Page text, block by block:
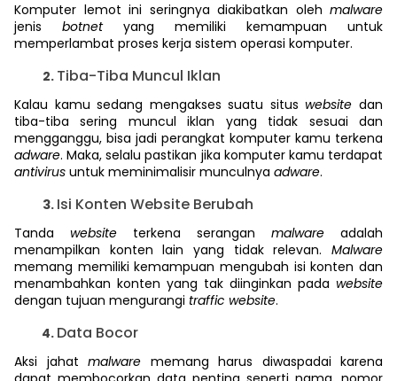
Komputer lemot ini seringnya diakibatkan oleh malware
jenis botnet yang
memiliki kemampuan untuk
memperlambat proses kerja sistem operasi komputer.
Tiba-Tiba Muncul Iklan
Kalau kamu sedang mengakses suatu situswebsite dan
tiba-tiba sering muncul iklan yang tidak sesuai dan
mengganggu, bisa jadi perangkat komputer kamu terkena
adware. Maka, selalu pastikan jika komputer kamu terdapat
antivirus untuk meminimalisir munculnya adware.
Isi Konten Website Berubah
Tanda website terkena serangan malware adalah
menampilkan konten lain yang tidak relevan. Malware
memang memiliki kemampuan mengubah isi konten dan
menambahkan konten yang tak diinginkan pada website
dengan tujuan mengurangi traffic website.
Data Bocor
Aksi jahat malware memang harus diwaspadai karena